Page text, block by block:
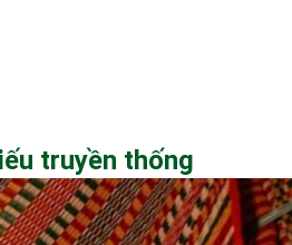
truyền thống